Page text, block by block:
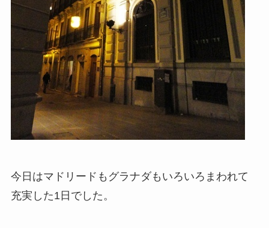
今日はマドリードもグラナダもいろいろまわれて
充実した1日でした。